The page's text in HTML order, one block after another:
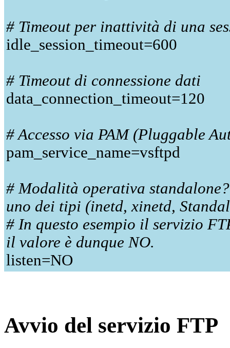
# Timeout per inattività di una
idle_session_timeout=600
# Timeout di connessione dati
data_connection_timeout=120
# Accesso via PAM (Pluggable
pam_service_name=vsftpd
# Modalità operativa
uno dei tipi (inetd, xinetd,
# In questo esempio il servizio
il valore è dunque NO.
listen=NO
Avvio del servizio FTP